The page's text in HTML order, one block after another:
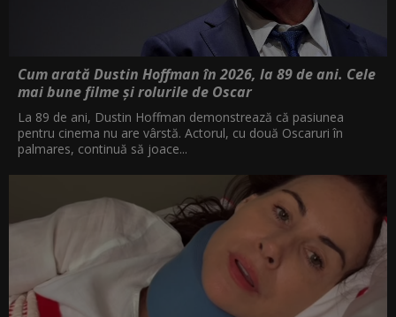
Cum arată Dustin Hoffman în 2026, la 89 de ani. Cele
mai bune filme și rolurile de Oscar
La 89 de ani, Dustin Hoffman demonstrează că pasiunea
pentru cinema nu are vârstă. Actorul, cu două Oscaruri în
palmares, continuă să joace...